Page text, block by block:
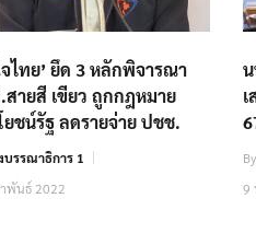
จไทย’ ยึด 3 หลักพิจารณา
ายสี เขียว ถูกกฎหมาย
ยชน์รัฐ ลดรายจ่าย ปชช.
บรรณาธิการ 1
พันธ์ 2022
9